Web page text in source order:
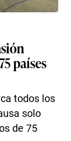
países
todos los
solo
de 75